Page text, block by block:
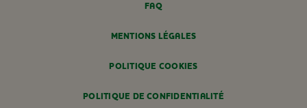
FAQ
MENTIONS LÉGALES
POLITIQUE COOKIES
POLITIQUE DE CONFIDENTIALITÉ